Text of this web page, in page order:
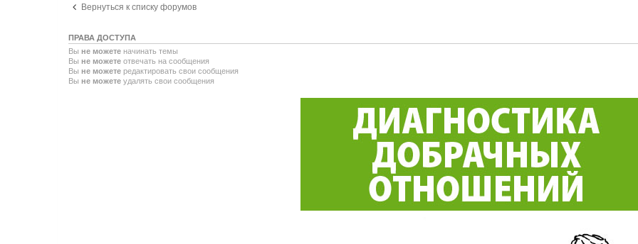
Вернуться к списку форумов
ПРАВА ДОСТУПА
Вы не можете начинать темы
Вы не можете отвечать на сообщения
Вы не можете редактировать свои сообщения
Вы не можете удалять свои сообщения